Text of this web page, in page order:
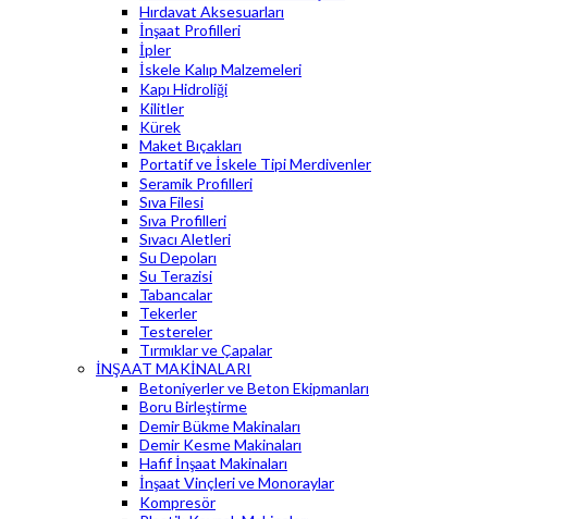
Hırdavat Aksesuarları
İnşaat Profilleri
İpler
İskele Kalıp Malzemeleri
Kapı Hidroliği
Kilitler
Kürek
Maket Bıçakları
Portatif ve İskele Tipi Merdivenler
Seramik Profilleri
Sıva Filesi
Sıva Profilleri
Sıvacı Aletleri
Su Depoları
Su Terazisi
Tabancalar
Tekerler
Testereler
Tırmıklar ve Çapalar
İNŞAAT MAKİNALARI
Betoniyerler ve Beton Ekipmanları
Boru Birleştirme
Demir Bükme Makinaları
Demir Kesme Makinaları
Hafif İnşaat Makinaları
İnşaat Vinçleri ve Monoraylar
Kompresör